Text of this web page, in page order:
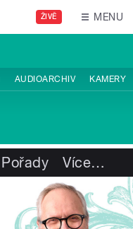
ŽIVĚ MENU
AUDIOARCHIV KAMERY
Pořady Více…